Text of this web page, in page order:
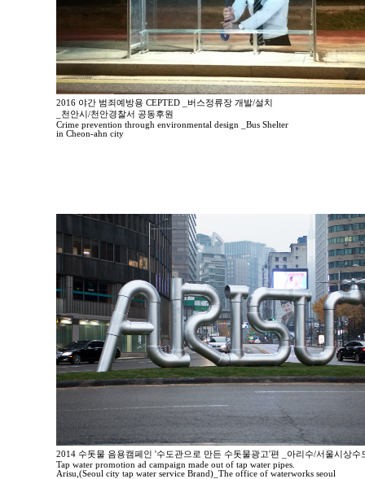
2016 야간 범죄예방용 CEPTED _버스정류장 개발/설치
_천안시/천안경찰서 공동후원
Crime prevention through environmental design _Bus Shelter
in Cheon-ahn city
2014 수돗물 음용캠페인 '수도관으로 만든 수돗물광고'편 _아리수/서울시상수
Tap water promotion ad campaign made out of tap water pipes.
Arisu,(Seoul city tap water service Brand)_The office of waterworks seoul